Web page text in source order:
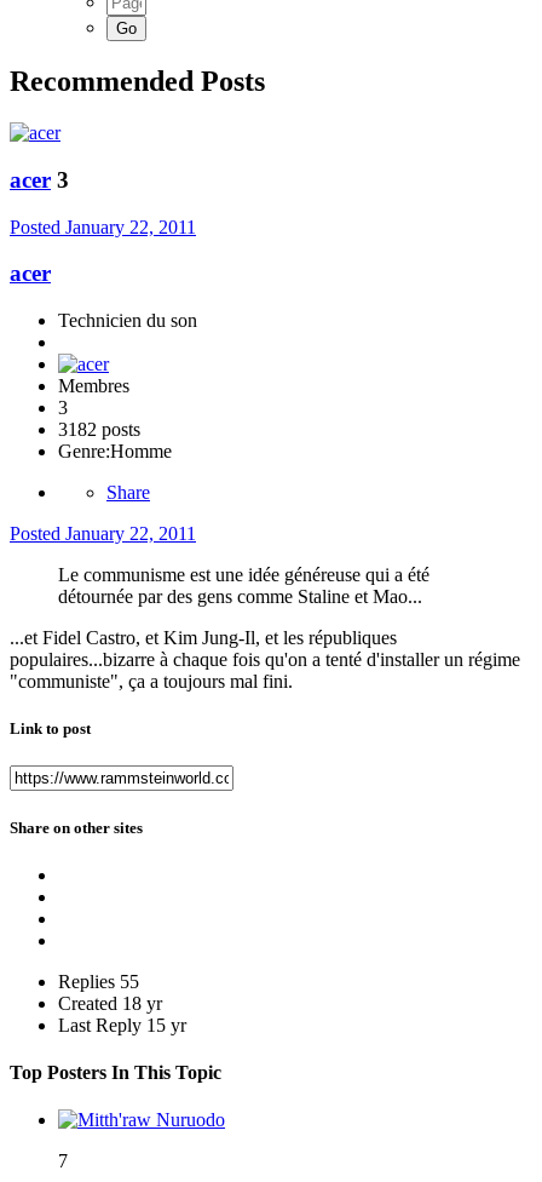
Recommended Posts
acer 3
Posted January 22, 2011
acer
Technicien du son
Membres
3
3182 posts
Genre:Homme
Share
Posted January 22, 2011
Le communisme est une idée généreuse qui a été
détournée par des gens comme Staline et Mao...
...et Fidel Castro, et Kim Jung-Il, et les républiques
populaires...bizarre à chaque fois qu'on a tenté d'installer un régime
"communiste", ça a toujours mal fini.
Link to post
Share on other sites
Replies 55
Created 18 yr
Last Reply 15 yr
Top Posters In This Topic
7